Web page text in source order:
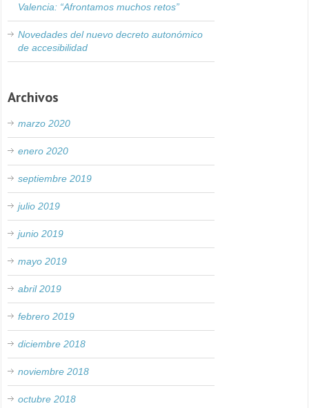
Valencia: “Afrontamos muchos retos”
Novedades del nuevo decreto autonómico
de accesibilidad
Archivos
marzo 2020
enero 2020
septiembre 2019
julio 2019
junio 2019
mayo 2019
abril 2019
febrero 2019
diciembre 2018
noviembre 2018
octubre 2018